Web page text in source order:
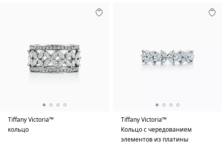
Tiffany Victoria™
кольцо
Tiffany Victoria™
Кольцо с чередованием
элементов из платины